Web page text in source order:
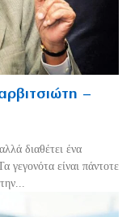
–
διαθέτει ένα
γεγονότα είναι πάντοτε